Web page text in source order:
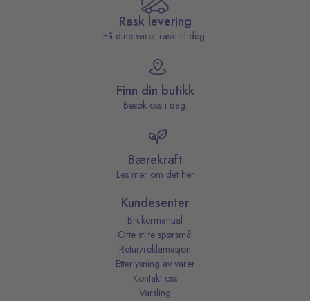
Rask levering
Få dine varer raskt til deg.
Finn din butikk
Besøk oss i dag.
Bærekraft
Les mer om det her
Kundesenter
Brukermanual
Ofte stilte spørsmål
Retur/reklamasjon
Etterlysning av varer
Kontakt oss
Varsling